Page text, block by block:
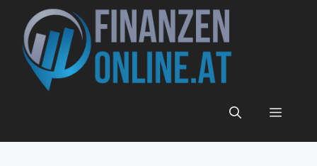
Inhalt
springen
Menü